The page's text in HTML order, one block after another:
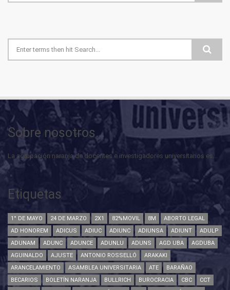
Formulario de búsqueda
Sobre nosotros...
La agrupación naranja de docentes e investigadores universitarios es...
Etiquetas
1° DE MAYO 24 DE MARZO 2X1 82%MOVIL 8M
ABORTO LEGAL
AD HONOREM
ADICUS ADIUC ADIUNC ADIUNSA ADIUNT
ADULP
ADUNAM
ADUNC ADUNCE ADUNLU ADUNS AGD UBA
AGDUBA
AGUINALDO
AJUSTE ANTONIO ROSSELLÓ
ARAKAKI
ARANCELAMIENTO
ASAMBLEA UNIVERSITARIA ATE
BARAÑAO
BECARIOS
BOLETÍN NARANJA BULLRICH BUROCRACIA CBC
CCT